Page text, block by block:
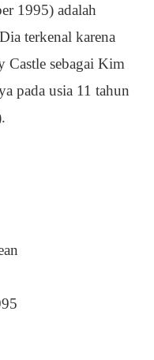
1995) adalah
terkenal karena
Castle sebagai Kim
pada usia 11 tahun